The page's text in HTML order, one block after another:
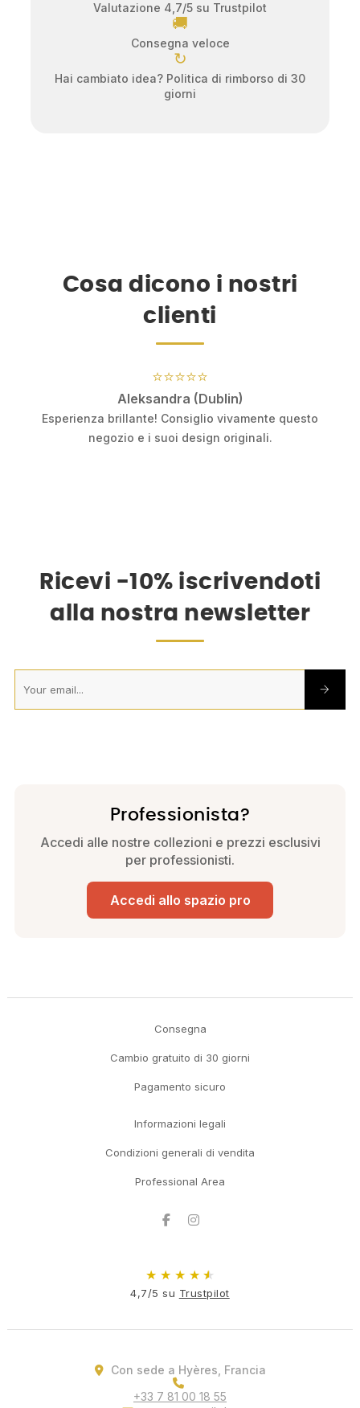
Valutazione 4,7/5 su Trustpilot
🚚
Consegna veloce
↻
Hai cambiato idea? Politica di rimborso di 30
giorni
Cosa dicono i nostri
clienti
⭐⭐⭐⭐⭐
Aleksandra (Dublin)
Esperienza brillante! Consiglio vivamente questo
negozio e i suoi design originali.
Ricevi -10% iscrivendoti
alla nostra newsletter
Professionista?
Accedi alle nostre collezioni e prezzi esclusivi
per professionisti.
Accedi allo spazio pro
Consegna
Cambio gratuito di 30 giorni
Pagamento sicuro
Informazioni legali
Condizioni generali di vendita
Professional Area
Facebook
★ ★ ★ ★ ★
4,7/5 su Trustpilot
Con sede a Hyères, Francia
+33 7 81 00 18 55